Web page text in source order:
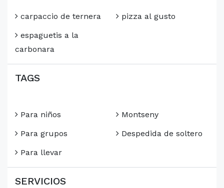
carpaccio de ternera
espaguetis a la
carbonara
pizza al gusto
TAGS
Para niños
Para grupos
Para llevar
Montseny
Despedida de soltero
SERVICIOS